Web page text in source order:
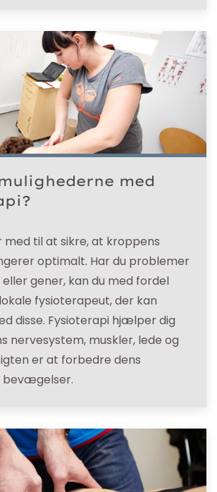
med
med til at sikre, at kroppens
optimalt. Har du problemer
gener, kan du med fordel
fysioterapeut, der kan
disse. Fysioterapi hjælper dig
nervesystem, muskler, lede og
er at forbedre dens
bevægelser.